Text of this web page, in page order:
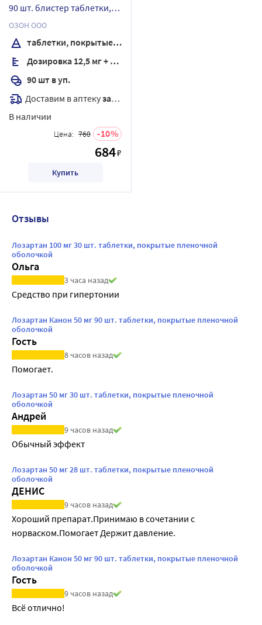
90 шт. блистер таблетки,
покрытые пленочной
оболочкой
ОЗОН ООО
таблетки, покрытые пленочной оболочкой
Дозировка 12,5 мг + 50 мг
90 шт в уп.
Доставим в аптекузавтра
В наличии
Цена: 760 10
684₽
Купить
Отзывы
Лозартан 100 мг 30 шт. таблетки, покрытые пленочной
оболочкой
Ольга
3 часа назад
Средство при гипертонии
Лозартан Канон 50 мг 90 шт. таблетки, покрытые пленочной
оболочкой
Гость
8 часов назад
Помогает.
Лозартан 50 мг 30 шт. таблетки, покрытые пленочной
оболочкой
Андрей
9 часов назад
Обычный эффект
Лозартан 50 мг 28 шт. таблетки, покрытые пленочной
оболочкой
ДЕНИС
9 часов назад
Хороший препарат.Принимаю в сочетании с
норваском.Помогает Держит давление.
Лозартан Канон 50 мг 90 шт. таблетки, покрытые пленочной
оболочкой
Гость
9 часов назад
Всё отлично!